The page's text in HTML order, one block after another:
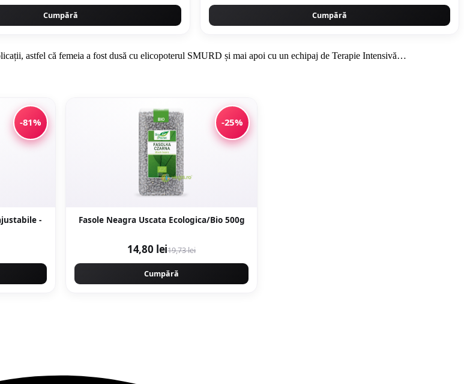
Cumpără Cumpără
astfel că femeia a fost dusă cu elicopoterul SMURD și mai apoi cu un echipaj de Terapie Intensivă…
-81%
-
-25%
Fasole Neagra Uscata Ecologica/Bio 500g
14,80 lei19,73 lei
Cumpără